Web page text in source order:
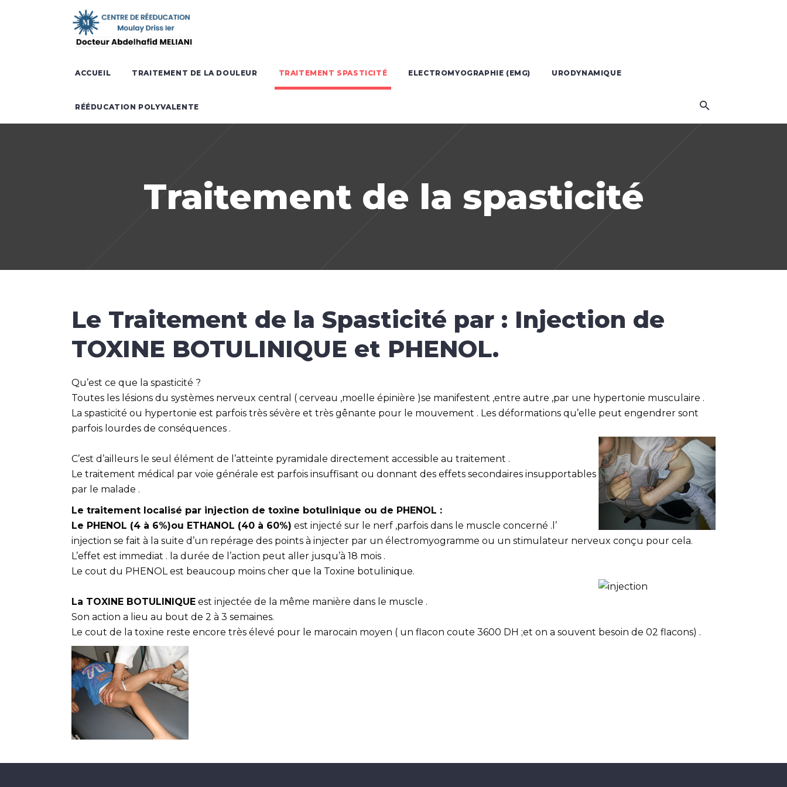
ACCUEIL TRAITEMENT DE LA DOULEUR TRAITEMENT SPASTICITÉ ELECTROMYOGRAPHIE (EMG) URODYNAMIQUE
RÉÉDUCATION POLYVALENTE
Traitement de la spasticité
Le Traitement de la Spasticité par : Injection de
TOXINE BOTULINIQUE et PHENOL.
Qu’est ce que la spasticité ?
Toutes les lésions du systèmes nerveux central ( cerveau ,moelle épinière )se manifestent ,entre autre ,par une hypertonie musculaire .
La spasticité ou hypertonie est parfois très sévère et très gênante pour le mouvement . Les déformations qu’elle peut engendrer sont
parfois lourdes de conséquences .
C’est d’ailleurs le seul élément de l’atteinte pyramidale directement accessible au traitement .
Le traitement médical par voie générale est parfois insuffisant ou donnant des effets secondaires insupportables
par le malade .
Le traitement localisé par injection de toxine botulinique ou de PHENOL :
Le PHENOL (4 à 6%)ou ETHANOL (40 à 60%) est injecté sur le nerf ,parfois dans le muscle concerné .l’
injection se fait à la suite d’un repérage des points à injecter par un électromyogramme ou un stimulateur nerveux conçu pour cela.
L’effet est immediat . la durée de l’action peut aller jusqu’à 18 mois .
Le cout du PHENOL est beaucoup moins cher que la Toxine botulinique.
La TOXINE BOTULINIQUE est injectée de la même manière dans le muscle .
Son action a lieu au bout de 2 à 3 semaines.
Le cout de la toxine reste encore très élevé pour le marocain moyen ( un flacon coute 3600 DH ;et on a souvent besoin de 02 flacons) .